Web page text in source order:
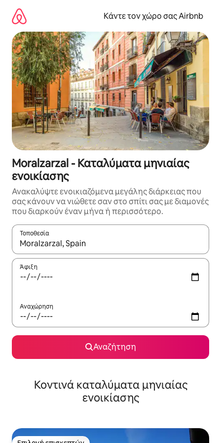
περιεχόμενο
Κάντε τον χώρο σας Airbnb
Moralzarzal - Καταλύματα μηνιαίας
ενοικίασης
Ανακαλύψτε ενοικιαζόμενα μεγάλης διάρκειας που
σας κάνουν να νιώθετε σαν στο σπίτι σας με διαμονές
που διαρκούν έναν μήνα ή περισσότερο.
Τοποθεσία
Όταν τα αποτελέσματα είναι διαθέσιμα, μπορείτε να
Άφιξη
Αναχώρηση
Αναζήτηση
Κοντινά καταλύματα μηνιαίας
ενοικίασης